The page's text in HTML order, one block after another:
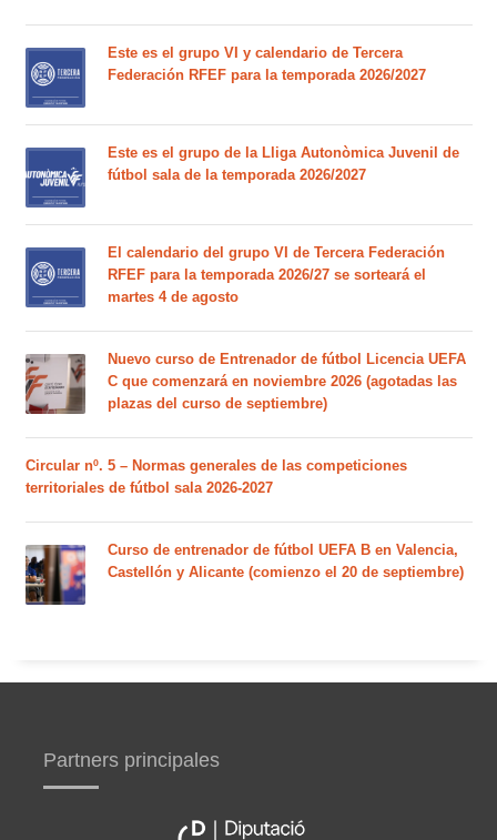
Este es el grupo VI y calendario de Tercera
Federación RFEF para la temporada 2026/2027
Este es el grupo de la Lliga Autonòmica Juvenil de
fútbol sala de la temporada 2026/2027
El calendario del grupo VI de Tercera Federación
RFEF para la temporada 2026/27 se sorteará el
martes 4 de agosto
Nuevo curso de Entrenador de fútbol Licencia UEFA
C que comenzará en noviembre 2026 (agotadas las
plazas del curso de septiembre)
Circular nº. 5 – Normas generales de las competiciones
territoriales de fútbol sala 2026-2027
Curso de entrenador de fútbol UEFA B en Valencia,
Castellón y Alicante (comienzo el 20 de septiembre)
Partners principales